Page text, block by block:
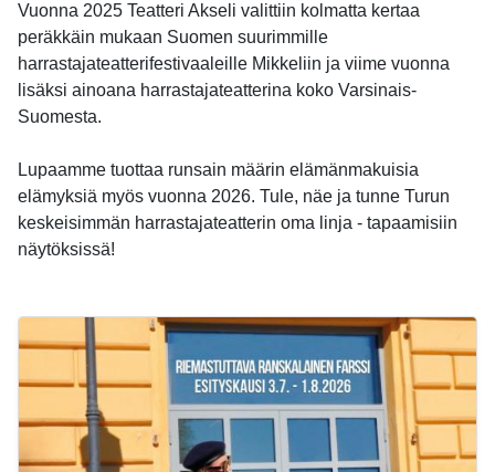
Vuonna 2025 Teatteri Akseli valittiin kolmatta kertaa
peräkkäin mukaan Suomen suurimmille
harrastajateatterifestivaaleille Mikkeliin ja viime vuonna
lisäksi ainoana harrastajateatterina koko Varsinais-
Suomesta.
Lupaamme tuottaa runsain määrin elämänmakuisia
elämyksiä myös vuonna 2026. Tule, näe ja tunne Turun
keskeisimmän harrastajateatterin oma linja - tapaamisiin
näytöksissä!